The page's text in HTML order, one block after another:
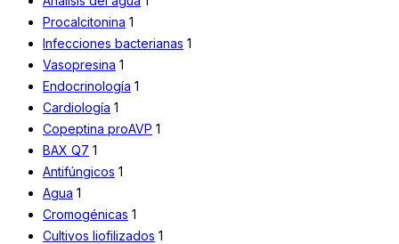
Procalcitonina 1
Infecciones bacterianas 1
Vasopresina 1
Endocrinología 1
Cardiología 1
Copeptina proAVP 1
BAX Q7 1
Antifúngicos 1
Agua 1
Cromogénicas 1
Cultivos liofilizados 1